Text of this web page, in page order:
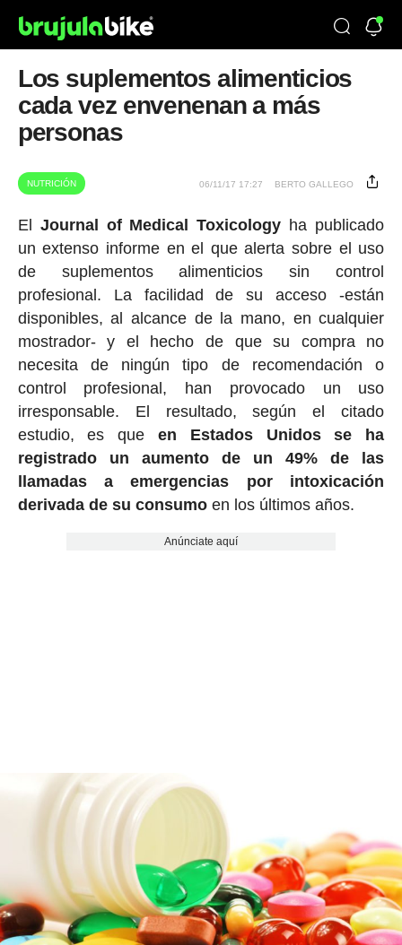
Los suplementos alimenticios
cada vez envenenan a más
personas
NUTRICIÓN 06/11/17 17:27 BERTO GALLEGO
El Journal of Medical Toxicology ha publicado
un extenso informe en el que alerta sobre el uso
de suplementos alimenticios sin control
profesional. La facilidad de su acceso -están
disponibles, al alcance de la mano, en cualquier
mostrador- y el hecho de que su compra no
necesita de ningún tipo de recomendación o
control profesional, han provocado un uso
irresponsable. El resultado, según el citado
estudio, es queen Estados Unidos se ha
registrado un aumento de un 49% de las
llamadas a emergencias por intoxicación
derivada de su consumoen los últimos años.
Anúnciate aquí